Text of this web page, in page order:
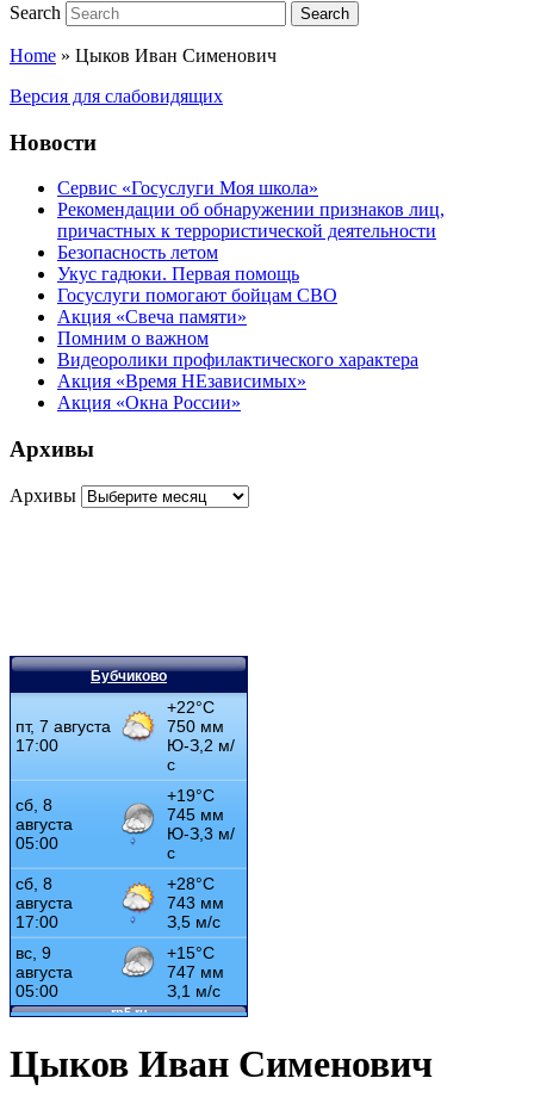
Search Search
Home » Цыков Иван Сименович
Версия для слабовидящих
Новости
Сервис «Госуслуги Моя школа»
Рекомендации об обнаружении признаков лиц,
причастных к террористической деятельности
Безопасность летом
Укус гадюки. Первая помощь
Госуслуги помогают бойцам СВО
Акция «Свеча памяти»
Помним о важном
Видеоролики профилактического характера
Акция «Время НЕзависимых»
Акция «Окна России»
Архивы
Архивы
Бубчиково
Цыков Иван Сименович